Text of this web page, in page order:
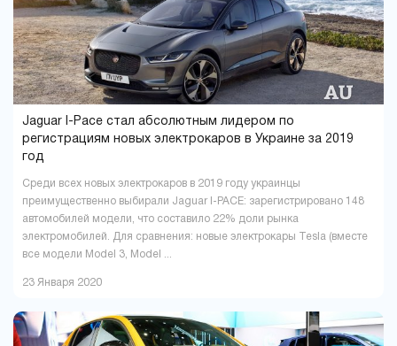
Jaguar I-Pace стал абсолютным лидером по
регистрациям новых электрокаров в Украине за 2019
год
Среди всех новых электрокаров в 2019 году украинцы
преимущественно выбирали Jaguar I-PACE: зарегистрировано 148
автомобилей модели, что составило 22% доли рынка
электромобилей. Для сравнения: новые электрокары Tesla (вместе
все модели Model 3, Model ...
23 Января 2020